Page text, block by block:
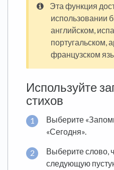
Эта функция
использовании
английском,
португальском,
французском
Используйте
стихов
Выберите
«Сегодня».
Выберите слово,
следующую